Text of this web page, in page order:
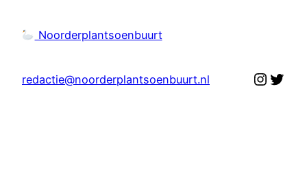
Noorderplantsoenbuurt
redactie@noorderplantsoenbuurt.nl